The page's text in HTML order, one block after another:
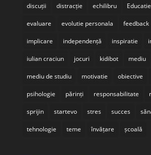
discuții distracție echilibru Educatie
evaluare evolutie personala feedback
implicare independență inspiratie
iulian craciun jocuri kidibot mediu
mediu de studiu motivatie obiective
psihologie părinți responsabilitate
sprijin startevo stres succes
tehnologie teme învățare școală